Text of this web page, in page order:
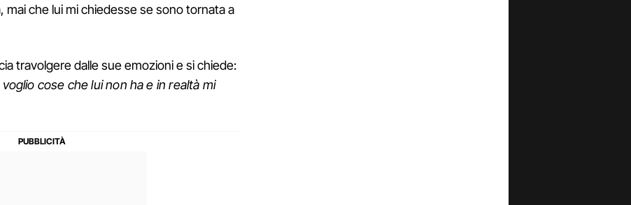
mai che lui mi chiedesse se sono tornata a
travolgere dalle sue emozioni e si chiede:
cose che lui non ha e in realtà mi